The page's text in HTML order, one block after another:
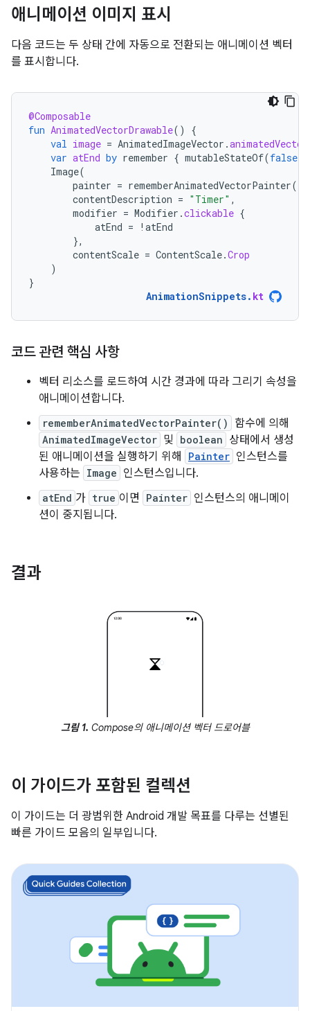
애니메이션 이미지 표시
다음 코드는 두 상태 간에 자동으로 전환되는 애니메이션 벡터
를 표시합니다.
@Composable
fun AnimatedVectorDrawable()
{
val image = AnimatedImageVector .
var atEnd by remember { mutableStateOf(false
Image(
painter = rememberAnimatedVectorPainter(
contentDescription = "Timer" ,
modifier = Modifier .clickable {
atEnd = ! atEnd
},
contentScale = ContentScale.Crop
)
}
AnimationSnippets. kt
코드 관련 핵심 사항
벡터 리소스를 로드하여 시간 경과에 따라 그리기 속성을
애니메이션합니다.
rememberAnimatedVectorPainter() 함수에 의해
AnimatedImageVector 및 boolean 상태에서 생성
된 애니메이션을 실행하기 위해
Painter 인스턴스를
사용하는 Image 인스턴스입니다.
atEnd 가 true 이면 Painter 인스턴스의 애니메이
션이 중지됩니다.
결과
그림 1. Compose의 애니메이션 벡터 드로어블
이 가이드가 포함된 컬렉션
이 가이드는 더 광범위한 Android 개발 목표를 다루는 선별된
빠른 가이드 모음의 일부입니다.